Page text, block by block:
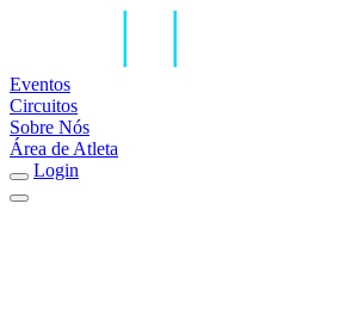
Eventos
Circuitos
Sobre Nós
Área de Atleta
Login